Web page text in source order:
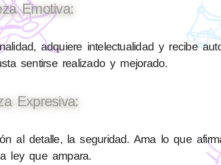
Emotiva:
adquiere intelectualidad y recibe
sentirse realizado y mejorado.
Expresiva:
al detalle, la seguridad. Ama lo que
ley que ampara.